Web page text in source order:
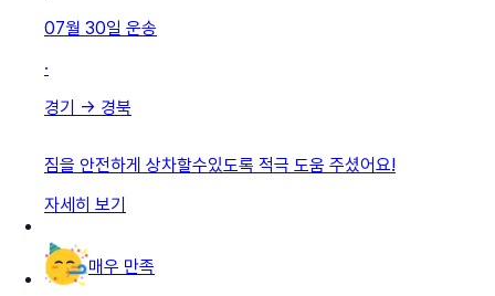
07월 30일 운송
·
경기 → 경북
짐을 안전하게 상차할수있도록 적극 도움 주셨어요!
자세히 보기
매우 만족